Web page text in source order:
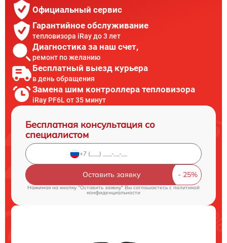
Официальный сервис
Гарантийное обслуживание
тепловизора iRay до 3 лет
Диагностика за наш счет,
ремонт по желанию
Бесплатный выезд курьера
в день обращения
Замена шим контроллера тепловизора
iRay PF6L от 35 минут
Бесплатная консультация со
специалистом
Оставить заявку
Нажимая на кнопку "Оставить заявку" Вы соглашаетесь cполитикой
конфиденциальности